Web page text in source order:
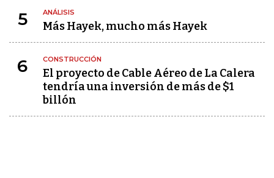
5 ANÁLISIS
Más Hayek, mucho más Hayek
6 CONSTRUCCIÓN
El proyecto de Cable Aéreo de La Calera
tendría una inversión de más de $1
billón